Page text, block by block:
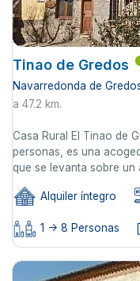
Tinao de Gredos
Navarredonda de
a 47.2 km.
Casa Rural El Tinao de
personas, es una
que se levanta sobre un
Alquiler íntegro
1 -> 8 Personas